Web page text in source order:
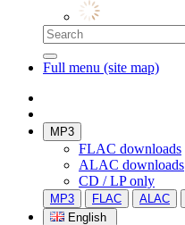
Full menu (site map)
MP3
FLAC downloads
ALAC downloads
CD / LP only
MP3 FLAC ALAC
English